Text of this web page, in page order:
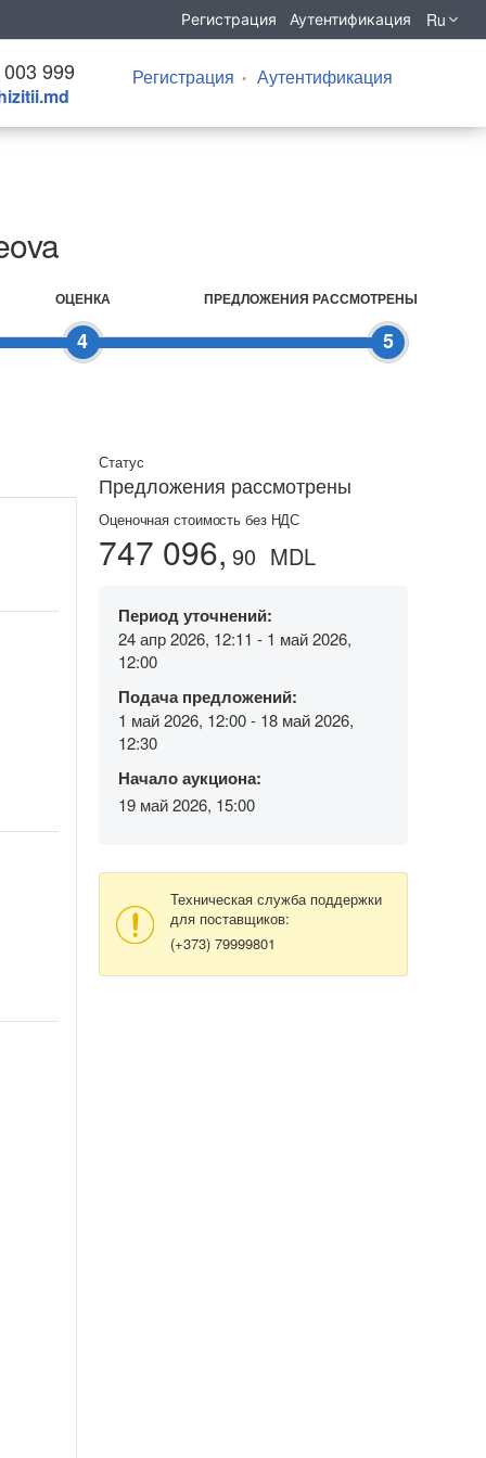
Регистрация Аутентификация Ru
999 Регистрация Аутентификация
4
ОЦЕНКА
5
ПРЕДЛОЖЕНИЯ РАССМОТРЕНЫ
Статус
Предложения рассмотрены
Оценочная стоимость без НДС
747 096, 90 MDL
Период уточнений:
24 апр 2026, 12:11 - 1 май 2026,
12:00
Подача предложений:
1 май 2026, 12:00 - 18 май 2026,
12:30
Начало аукциона:
19 май 2026, 15:00
Техническая служба поддержки
для поставщиков:
(+373) 79999801